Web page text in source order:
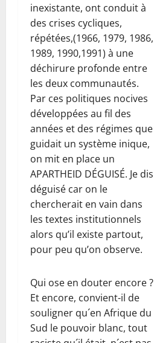
inexistante, ont conduit à
des crises cycliques,
répétées,(1966, 1979, 1986,
1989, 1990,1991) à une
déchirure profonde entre
les deux communautés.
Par ces politiques nocives
développées au fil des
années et des régimes que
guidait un système inique,
on mit en place un
APARTHEID DÉGUISÉ. Je dis
déguisé car on le
chercherait en vain dans
les textes institutionnels
alors qu’il existe partout,
pour peu qu’on observe.
Qui ose en douter encore ?
Et encore, convient-il de
souligner qu´en Afrique du
Sud le pouvoir blanc, tout